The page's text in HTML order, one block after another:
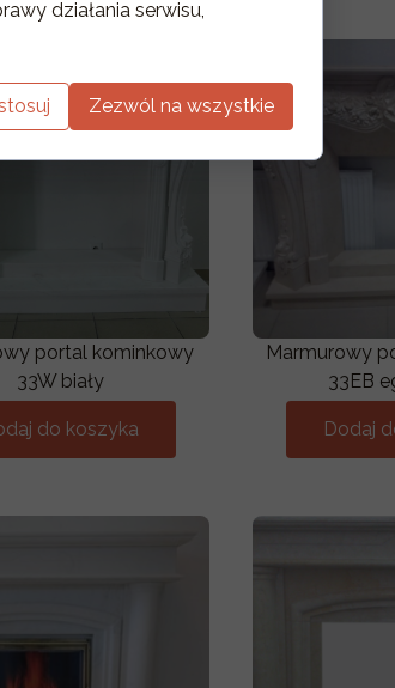
Dodaj
do koszyka
Marmurowy
33EB
portal kominkowy
33W biały
działania serwisu,
Zezwól na wszystkie